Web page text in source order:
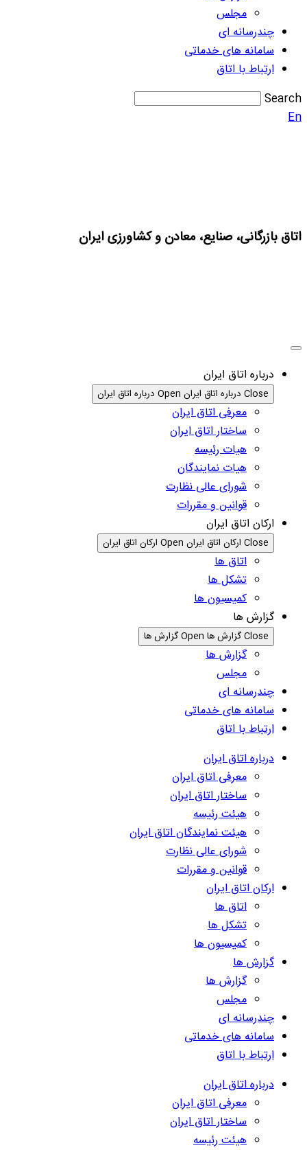
مجلس
چندرسانه ای
سامانه های خدماتی
ارتباط با اتاق
Search
En
اتاق بازرگانی، صنایع، معادن و کشاورزی ایران
درباره اتاق ایران
Close درباره اتاق ایران Open درباره اتاق ایران
معرفی اتاق ایران
ساختار اتاق ایران
هیات رئیسه
هیات نمایندگان
شورای عالی نظارت
قوانین و مقررات
ارکان اتاق ایران
Close ارکان اتاق ایران Open ارکان اتاق ایران
اتاق ها
تشکل ها
کمیسیون ها
گزارش ها
Close گزارش ها Open گزارش ها
گزارش ها
مجلس
چندرسانه ای
سامانه های خدماتی
ارتباط با اتاق
درباره اتاق ایران
معرفی اتاق ایران
ساختار اتاق ایران
هیئت رئیسه
هیئت نمایندگان اتاق ایران
شورای عالی نظارت
قوانین و مقررات
ارکان اتاق ایران
اتاق ها
تشکل ها
کمیسیون ها
گزارش ها
گزارش ها
مجلس
چندرسانه ای
سامانه های خدماتی
ارتباط با اتاق
درباره اتاق ایران
معرفی اتاق ایران
ساختار اتاق ایران
هیئت رئیسه